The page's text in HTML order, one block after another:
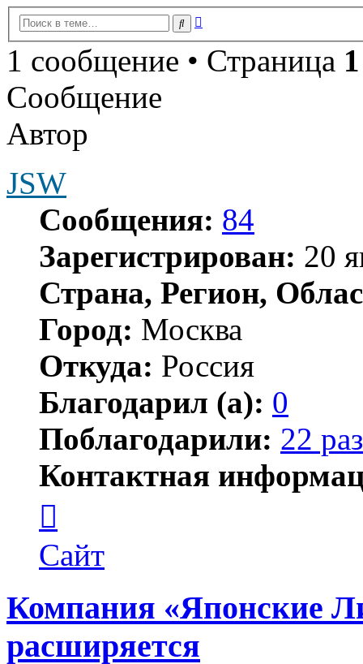
Поиск
1 сообщение • Страница 1
Сообщение
Автор
JSW
Сообщения: 84
Зарегистрирован: 20
Страна, Регион,
Город: Москва
Откуда: Россия
Благодарил (а): 0
Поблагодарили: 22
Контактная
пользователя
JSW
Сайт
Компания «Японские
расширяется